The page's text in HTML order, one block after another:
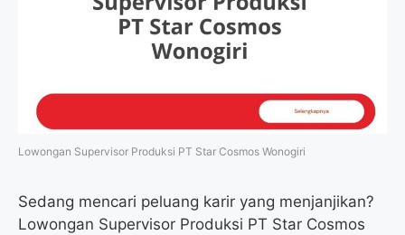
Lowongan Supervisor Produksi PT Star Cosmos Wonogiri
Sedang mencari peluang karir yang menjanjikan?
Lowongan Supervisor Produksi PT Star Cosmos